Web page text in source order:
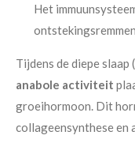
Het
Tijdens de diepe
anabole activiteit
groeihormoon. Dit
collageensynthese en